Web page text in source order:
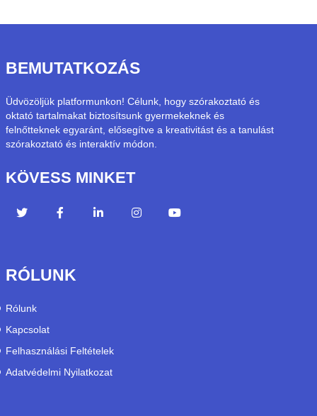
BEMUTATKOZÁS
Üdvözöljük platformunkon! Célunk, hogy szórakoztató és
oktató tartalmakat biztosítsunk gyermekeknek és
felnőtteknek egyaránt, elősegítve a kreativitást és a tanulást
szórakoztató és interaktív módon.
KÖVESS MINKET
RÓLUNK
Rólunk
Kapcsolat
Felhasználási Feltételek
Adatvédelmi Nyilatkozat